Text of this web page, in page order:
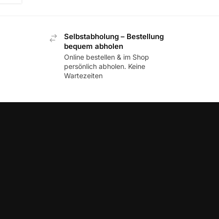
Selbstabholung – Bestellung
bequem abholen
Online bestellen & im Shop
persönlich abholen. Keine
Wartezeiten